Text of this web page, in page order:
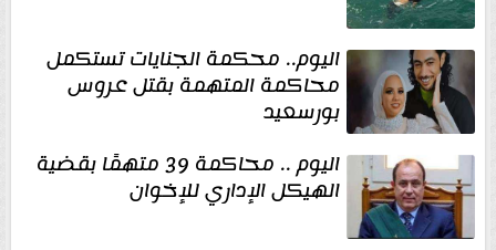
اليوم.. محكمة الجنايات تستكمل
محاكمة المتهمة بقتل عروس
بورسعيد
اليوم .. محاكمة 39 متهمًا بقضية
الهيكل الإداري للإخوان